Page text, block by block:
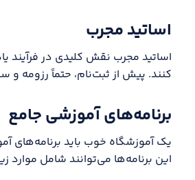
اساتید مجرب
اساتید مجرب نقش کلیدی در فرآیند
کنند. پیش از ثبت‌نام، حتماً رزومه و
برنامه‌های آموزشی جامع
یک آموزشگاه خوب باید برنامه‌های
این برنامه‌ها می‌توانند شامل موارد